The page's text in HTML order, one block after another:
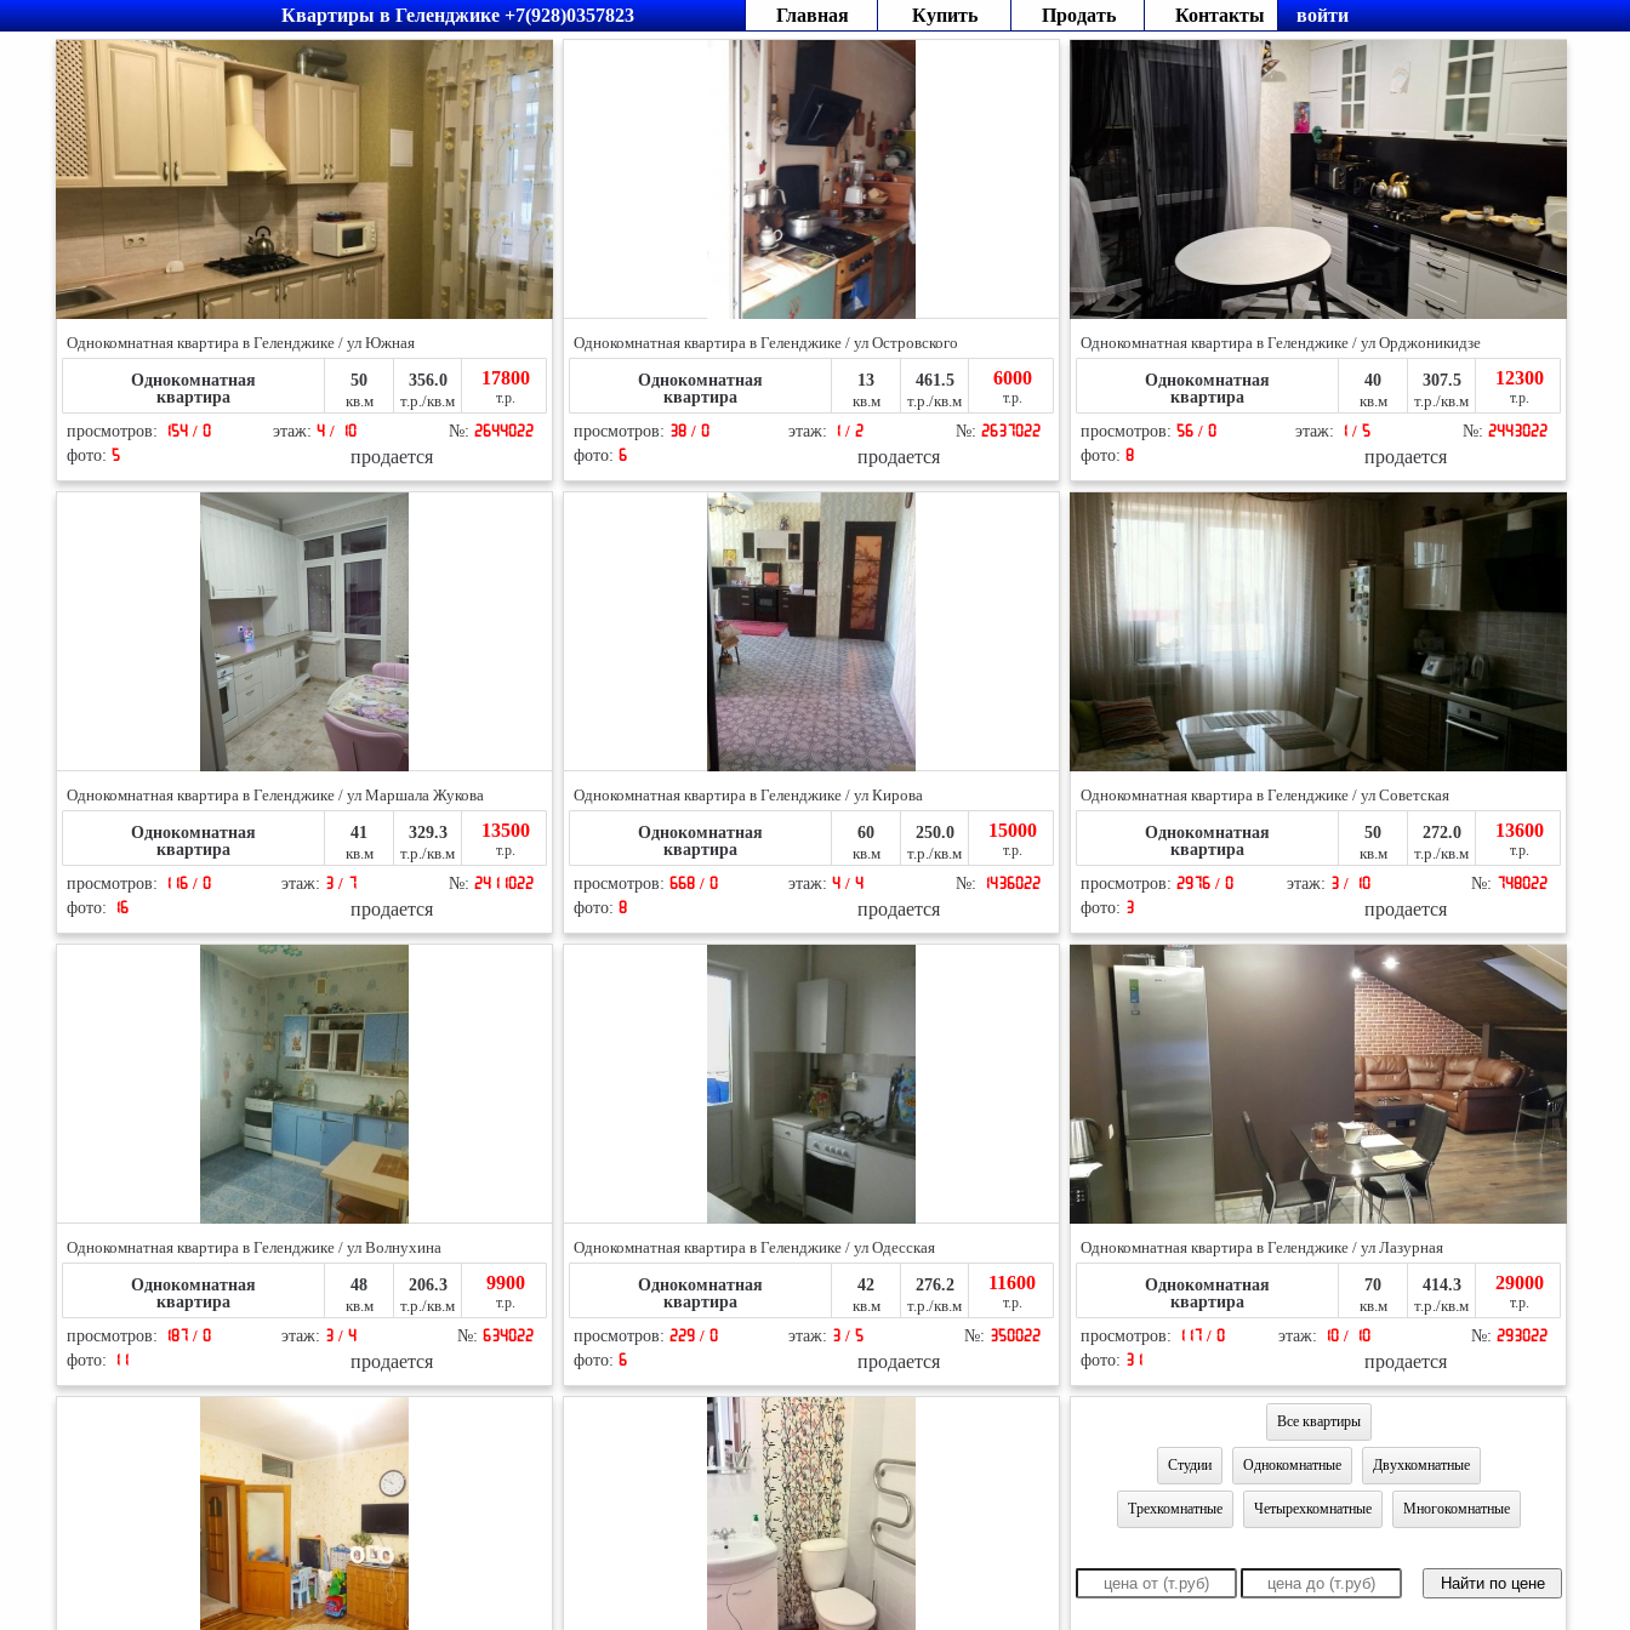
Квартиры в Геленджике +7(928)0357823 войти
Главная Купить Продать Контакты
Однокомнатная квартира в Геленджике / ул Южная
Однокомнатная
квартира
50
кв.м
356.0
т.р./кв.м
17800
т.р.
просмотров: 154 / 0 этаж: 4 / 10 №: 2644022
фото: 5 продается
Однокомнатная квартира в Геленджике / ул Островского
Однокомнатная
квартира
13
кв.м
461.5
т.р./кв.м
6000
т.р.
просмотров: 38 / 0 этаж: 1 / 2 №: 2637022
фото: 6 продается
Однокомнатная квартира в Геленджике / ул Орджоникидзе
Однокомнатная
квартира
40
кв.м
307.5
т.р./кв.м
12300
т.р.
просмотров: 56 / 0 этаж: 1 / 5 №: 2443022
фото: 8 продается
Однокомнатная квартира в Геленджике / ул Маршала Жукова
Однокомнатная
квартира
41
кв.м
329.3
т.р./кв.м
13500
т.р.
просмотров: 116 / 0 этаж: 3 / 7 №: 2411022
фото:
16 продается
Однокомнатная квартира в Геленджике / ул Кирова
Однокомнатная
квартира
60
кв.м
250.0
т.р./кв.м
15000
т.р.
просмотров: 668 / 0 этаж: 4 / 4 №:
1436022
фото: 8 продается
Однокомнатная квартира в Геленджике / ул Советская
Однокомнатная
квартира
50
кв.м
272.0
т.р./кв.м
13600
т.р.
просмотров: 2976 / 0 этаж: 3 / 10 №:
748022
фото: 3 продается
Однокомнатная квартира в Геленджике / ул Волнухина
Однокомнатная
квартира
48
кв.м
206.3
т.р./кв.м
9900
т.р.
просмотров: 187 / 0 этаж: 3 / 4 №: 634022
фото:
11 продается
Однокомнатная квартира в Геленджике / ул Одесская
Однокомнатная
квартира
42
кв.м
276.2
т.р./кв.м
11600
т.р.
просмотров: 229 / 0 этаж: 3 / 5 №: 350022
фото: 6 продается
Однокомнатная квартира в Геленджике / ул Лазурная
Однокомнатная
квартира
70
кв.м
414.3
т.р./кв.м
29000
т.р.
просмотров: 117 / 0 этаж: 10 / 10 №: 293022
фото: 31 продается
Все квартиры
Студии Однокомнатные Двухкомнатные
Трехкомнатные Четырехкомнатные Многокомнатные
Найти по цене